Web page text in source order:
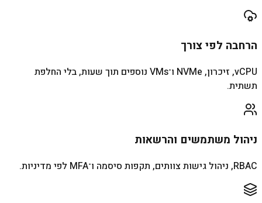
הרחבה לפי צורך
vCPU, זיכרון, NVMe ו־VMs נוספים תוך שעות, בלי החלפת
תשתית.
ניהול משתמשים והרשאות
RBAC, ניהול גישות צוותים, תקפות סיסמה ו־MFA לפי מדיניות.